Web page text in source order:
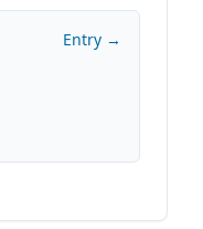
Entry →